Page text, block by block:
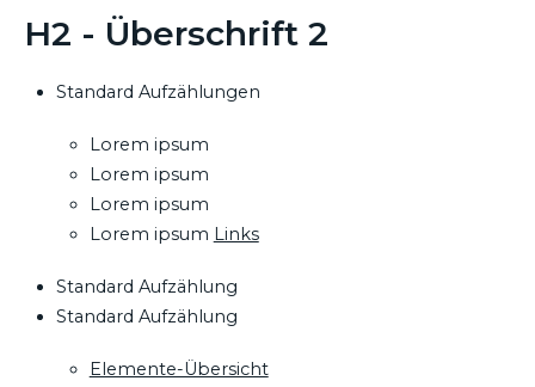
H2 - Überschrift 2
Standard Aufzählungen
Lorem ipsum
Lorem ipsum
Lorem ipsum
Lorem ipsum Links
Standard Aufzählung
Standard Aufzählung
Elemente-Übersicht